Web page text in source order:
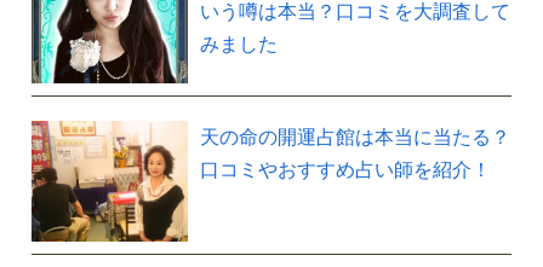
いう噂は本当？口コミを大調査して
みました
天の命の開運占館は本当に当たる？
口コミやおすすめ占い師を紹介！